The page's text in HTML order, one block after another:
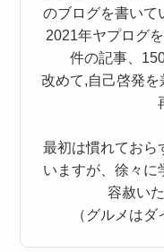
のブログを書いて
2021年ヤプログ
件の記事、
改めて,自己啓発
最初は慣れておら
いますが、徐々に
容赦い
（グルメは